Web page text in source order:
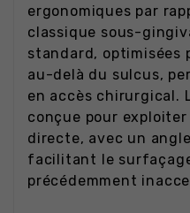
ergonomiques par
classique sous-
standard, optimisées
au-delà du sulcus,
en accès chirurgical.
conçue pour
directe, avec un
facilitant le
précédemment